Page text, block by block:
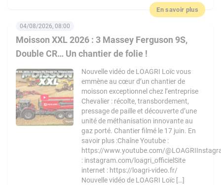
En savoir plus
Moisson XXL 2026 : 3 Massey Ferguson 9S,
Double CR… Un chantier de folie !
04/08/2026, 08:00
Nouvelle vidéo de LOAGRI Loïc vous
emmène au cœur d’un chantier de
moisson exceptionnel chez l’entreprise
Chevalier : récolte, transbordement,
pressage de paille et découverte d’une
unité de méthanisation innovante au
gaz porté. Chantier filmé le 17 juin. En
savoir plus :Chaîne Youtube :
https://www.youtube.com/
: instagram.com/loagri_officielSite
internet : https://loagri-video.fr/
Nouvelle vidéo de LOAGRI Loïc […]